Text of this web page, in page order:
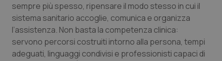
Calabria
Campania
Asma & BPCO
Car-T
sempre più spesso, ripensare il modo stesso in cui il
sistema sanitario accoglie, comunica e organizza
l’assistenza. Non basta la competenza clinica:
servono percorsi costruiti intorno alla persona, tempi
adeguati, linguaggi condivisi e professionisti capaci di